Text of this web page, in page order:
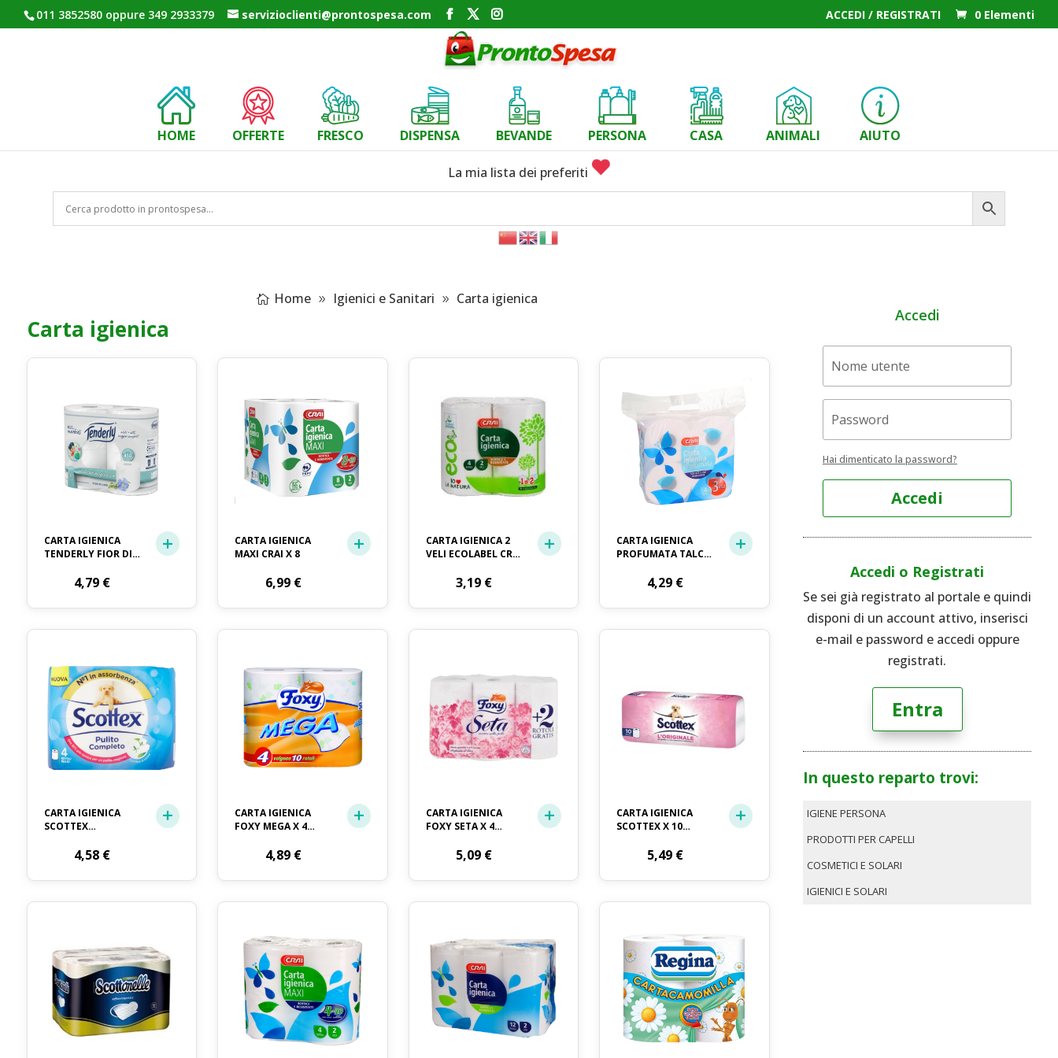
011 3852580 oppure 349 2933379 servizioclienti@prontospesa.com ACCEDI / REGISTRATI 0 Elementi
HOME OFFERTE FRESCO DISPENSA BEVANDE PERSONA CASA ANIMALI AIUTO
La mia lista dei preferiti
Home Igienici e Sanitari Carta igienica
Carta igienica
CARTA IGIENICA
TENDERLY FIOR DI
4,79 €
CARTA IGIENICA
MAXI CRAI X 8
6,99 €
CARTA IGIENICA 2
VELI ECOLABEL CRAI
3,19 €
CARTA IGIENICA
PROFUMATA TALCO
ROTOLI4,29 €
CARTA IGIENICA
SCOTTEX
ROTOLI4,58 €
CARTA IGIENICA
FOXY MEGA X 4
4,89 €
CARTA IGIENICA
FOXY SETA X 4
OMAGGIO
5,09 €
CARTA IGIENICA
SCOTTEX X 10
5,49 €
Accedi
Hai dimenticato la password?
Accedi
Accedi o Registrati
Se sei già registrato al portale e quindi
disponi di un account attivo, inserisci
e-mail e password e accedi oppure
registrati.
Entra
In questo reparto trovi:
IGIENE PERSONA
PRODOTTI PER CAPELLI
COSMETICI E SOLARI
IGIENICI E SOLARI